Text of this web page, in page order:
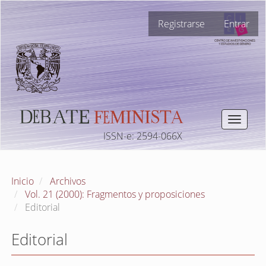
Navegación
principal
Contenido
principal
Barra
lateral
Registrarse Entrar
Toggle
ISSN-e: 2594-066X
Inicio
Archivos
Vol. 21 (2000): Fragmentos y proposiciones
Editorial
Editorial